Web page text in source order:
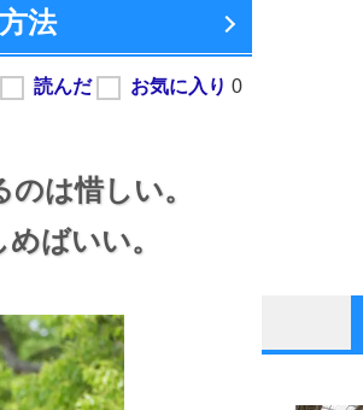
法
は惜しい。
ばいい。